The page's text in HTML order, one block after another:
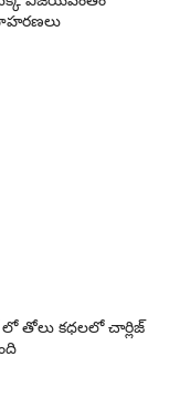
లో తోలు కధలలో చార్లిజ్